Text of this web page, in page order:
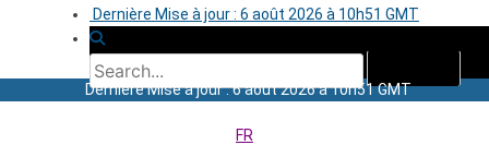
Dernière Mise à jour : 6 août 2026 à 10h51 GMT
Dernière Mise à jour : 6 août 2026 à 10h51 GMT
FR